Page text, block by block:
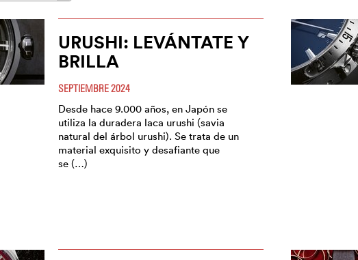
URUSHI: LEVÁNTATE Y
BRILLA
SEPTIEMBRE 2024
Desde hace 9.000 años, en Japón se
utiliza la duradera laca urushi (savia
natural del árbol urushi). Se trata de un
material exquisito y desafiante que
se (…)